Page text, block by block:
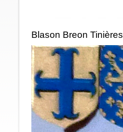
Blason Breon Tinières